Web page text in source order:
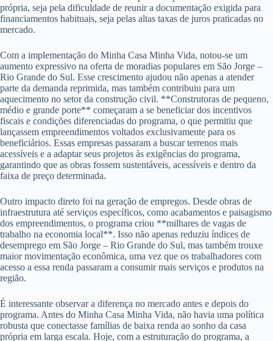
própria, seja pela dificuldade de reunir a documentação exigida para
financiamentos habituais, seja pelas altas taxas de juros praticadas no
mercado.
Com a implementação do Minha Casa Minha Vida, notou-se um
aumento expressivo na oferta de moradias populares em São Jorge –
Rio Grande do Sul. Esse crescimento ajudou não apenas a atender
parte da demanda reprimida, mas também contribuiu para um
aquecimento no setor da construção civil. **Construtoras de pequeno,
médio e grande porte** começaram a se beneficiar dos incentivos
fiscais e condições diferenciadas do programa, o que permitiu que
lançassem empreendimentos voltados exclusivamente para os
beneficiários. Essas empresas passaram a buscar terrenos mais
acessíveis e a adaptar seus projetos às exigências do programa,
garantindo que as obras fossem sustentáveis, acessíveis e dentro da
faixa de preço determinada.
Outro impacto direto foi na geração de empregos. Desde obras de
infraestrutura até serviços específicos, como acabamentos e paisagismo
dos empreendimentos, o programa criou **milhares de vagas de
trabalho na economia local**. Isso não apenas reduziu índices de
desemprego em São Jorge – Rio Grande do Sul, mas também trouxe
maior movimentação econômica, uma vez que os trabalhadores com
acesso a essa renda passaram a consumir mais serviços e produtos na
região.
É interessante observar a diferença no mercado antes e depois do
programa. Antes do Minha Casa Minha Vida, não havia uma política
robusta que conectasse famílias de baixa renda ao sonho da casa
própria em larga escala. Hoje, com a estruturação do programa, a